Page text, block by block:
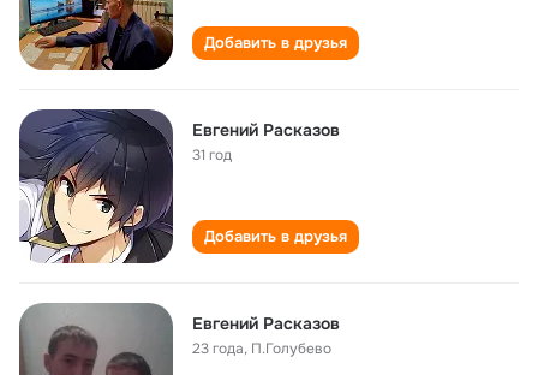
Добавить в друзья
Евгений Расказов
31 год
Добавить в друзья
Евгений Расказов
23 года, П.Голубево